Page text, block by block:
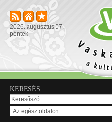
2026. augusztus 07.
péntek
KERESÉS